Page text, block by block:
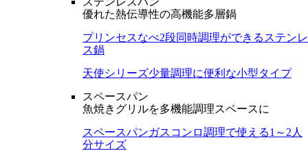
優れた熱伝導性の高機能多層鍋
プリンセスなべ2段同時調理ができるステンレ
ス鍋
天使シリーズ少量調理に便利な小型タイプ
スペースパン
魚焼きグリルを多機能調理スペースに
スペースパンガスコンロ調理で使える1～2人
分サイズ